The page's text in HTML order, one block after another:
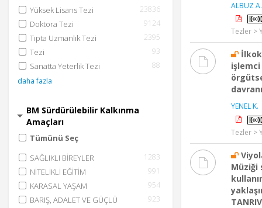
Yüksek Lisans Tezi 23836
Doktora Tezi 9124
Tıpta Uzmanlık Tezi 2395
Tezi 93
Sanatta Yeterlik Tezi
88
daha fazla
BM Sürdürülebilir Kalkınma
Amaçları
Tümünü Seç
SAĞLIKLI BİREYLER
1283
NİTELİKLİ EĞİTİM 991
KARASAL YAŞAM 954
BARIŞ, ADALET VE GÜÇLÜ
923
ALBUZ A.
Tezler >
YENEL K.
Tezler >
Müziği